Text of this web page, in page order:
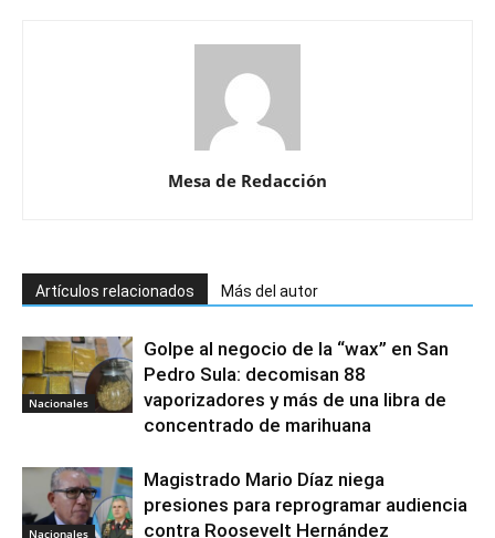
Mesa de Redacción
Artículos relacionados Más del autor
Nacionales
Golpe al negocio de la “wax” en San
Pedro Sula: decomisan 88
vaporizadores y más de una libra de
concentrado de marihuana
Nacionales
Magistrado Mario Díaz niega
presiones para reprogramar audiencia
contra Roosevelt Hernández